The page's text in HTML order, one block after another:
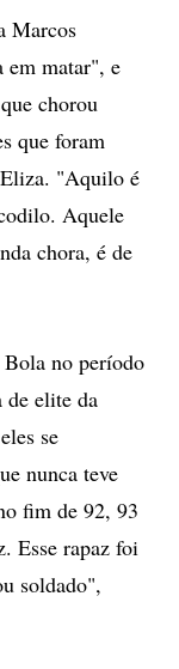
Marcos
em matar", e
chorou
que foram
Eliza. "Aquilo é
Aquele
chora, é de
no período
de elite da
se
nunca teve
fim de 92, 93
Esse rapaz foi
soldado",